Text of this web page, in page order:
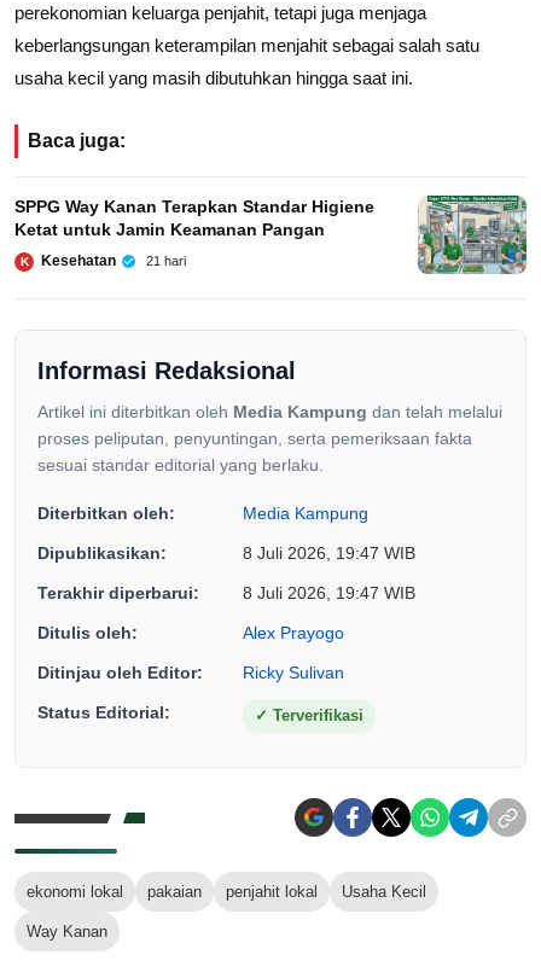
perekonomian keluarga penjahit, tetapi juga menjaga
keberlangsungan keterampilan menjahit sebagai salah satu
usaha kecil yang masih dibutuhkan hingga saat ini.
Baca juga:
SPPG Way Kanan Terapkan Standar Higiene
Ketat untuk Jamin Keamanan Pangan
K Kesehatan 21 hari
Informasi Redaksional
Artikel ini diterbitkan oleh Media Kampung dan telah melalui
proses peliputan, penyuntingan, serta pemeriksaan fakta
sesuai standar editorial yang berlaku.
Diterbitkan oleh: Media Kampung
Dipublikasikan: 8 Juli 2026, 19:47 WIB
Terakhir diperbarui: 8 Juli 2026, 19:47 WIB
Ditulis oleh: Alex Prayogo
Ditinjau oleh Editor: Ricky Sulivan
Status Editorial: ✓ Terverifikasi
ekonomi lokal pakaian penjahit lokal Usaha Kecil
Way Kanan